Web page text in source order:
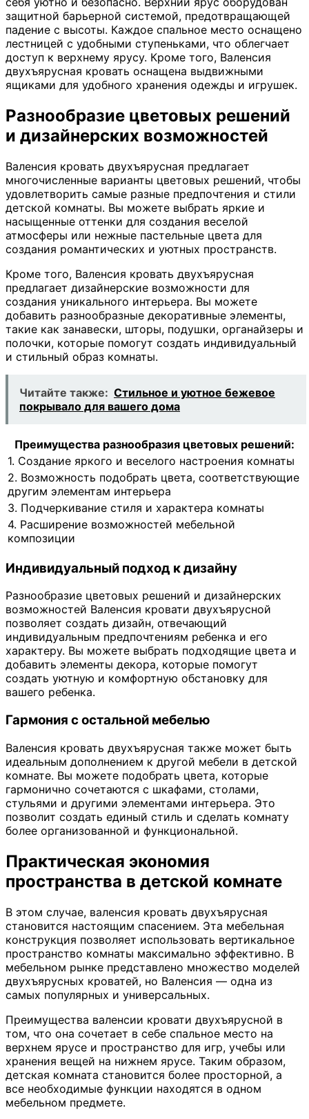
защитной барьерной системой, предотвращающей
падение с высоты. Каждое спальное место оснащено
лестницей с удобными ступеньками, что облегчает
доступ к верхнему ярусу. Кроме того, Валенсия
двухъярусная кровать оснащена выдвижными
ящиками для удобного хранения одежды и игрушек.
Разнообразие цветовых решений
и дизайнерских возможностей
Валенсия кровать двухъярусная предлагает
многочисленные варианты цветовых решений, чтобы
удовлетворить самые разные предпочтения и стили
детской комнаты. Вы можете выбрать яркие и
насыщенные оттенки для создания веселой
атмосферы или нежные пастельные цвета для
создания романтических и уютных пространств.
Кроме того, Валенсия кровать двухъярусная
предлагает дизайнерские возможности для
создания уникального интерьера. Вы можете
добавить разнообразные декоративные элементы,
такие как занавески, шторы, подушки, органайзеры и
полочки, которые помогут создать индивидуальный
и стильный образ комнаты.
Читайте также: Стильное и уютное бежевое
покрывало для вашего дома
Преимущества разнообразия цветовых решений:
1. Создание яркого и веселого настроения комнаты
2. Возможность подобрать цвета, соответствующие
другим элементам интерьера
3. Подчеркивание стиля и характера комнаты
4. Расширение возможностей мебельной
композиции
Индивидуальный подход к дизайну
Разнообразие цветовых решений и дизайнерских
возможностей Валенсия кровати двухъярусной
позволяет создать дизайн, отвечающий
индивидуальным предпочтениям ребенка и его
характеру. Вы можете выбрать подходящие цвета и
добавить элементы декора, которые помогут
создать уютную и комфортную обстановку для
вашего ребенка.
Гармония с остальной мебелью
Валенсия кровать двухъярусная также может быть
идеальным дополнением к другой мебели в детской
комнате. Вы можете подобрать цвета, которые
гармонично сочетаются с шкафами, столами,
стульями и другими элементами интерьера. Это
позволит создать единый стиль и сделать комнату
более организованной и функциональной.
Практическая экономия
пространства в детской комнате
В этом случае, валенсия кровать двухъярусная
становится настоящим спасением. Эта мебельная
конструкция позволяет использовать вертикальное
пространство комнаты максимально эффективно. В
мебельном рынке представлено множество моделей
двухъярусных кроватей, но Валенсия — одна из
самых популярных и универсальных.
Преимущества валенсии кровати двухъярусной в
том, что она сочетает в себе спальное место на
верхнем ярусе и пространство для игр, учебы или
хранения вещей на нижнем ярусе. Таким образом,
детская комната становится более просторной, а
все необходимые функции находятся в одном
мебельном предмете.